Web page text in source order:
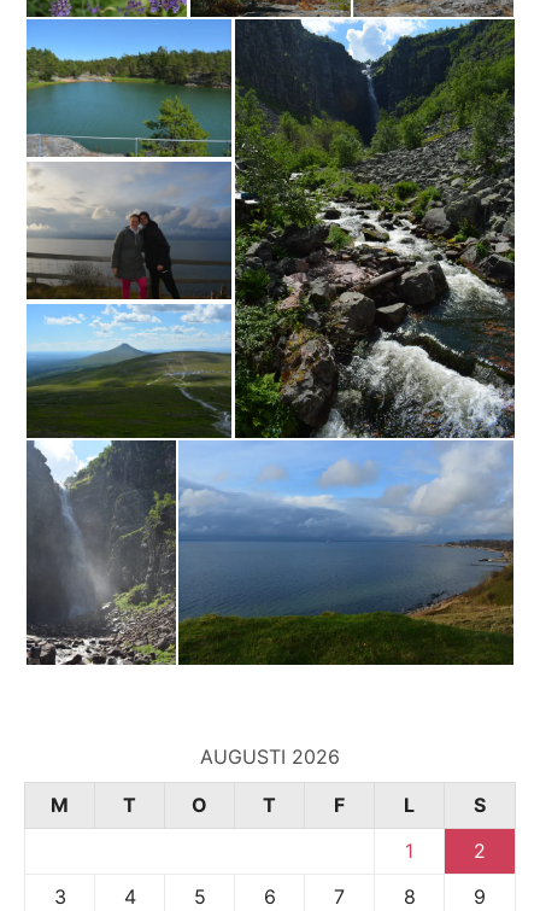
AUGUSTI 2026
M
T O T F L
S
1
2
3
4 5 6 7 8
9